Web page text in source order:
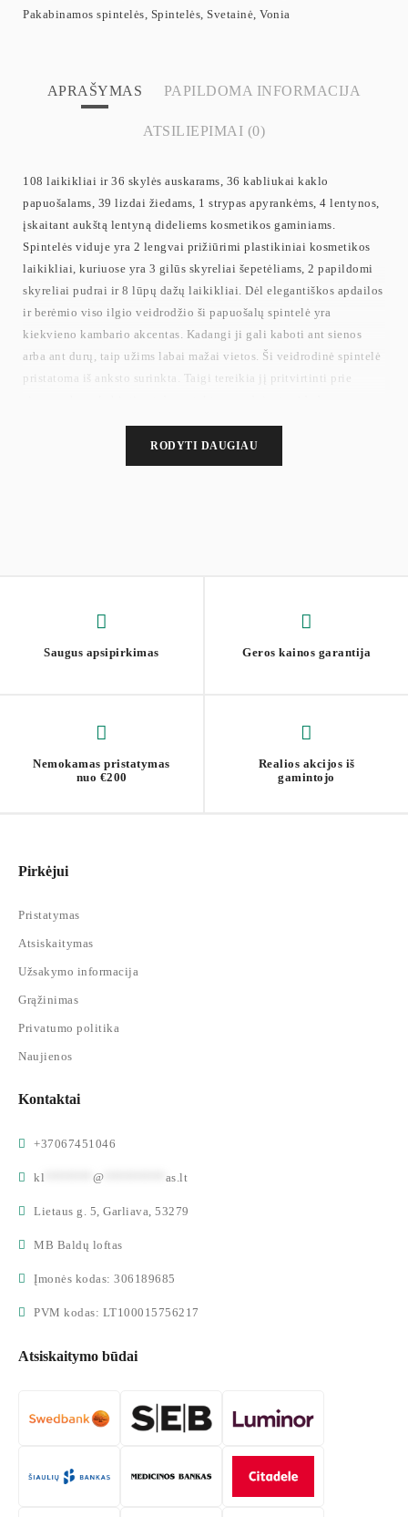
Pakabinamos spintelės, Spintelės, Svetainė, Vonia
APRAŠYMAS PAPILDOMA INFORMACIJA
ATSILIEPIMAI (0)
108 laikikliai ir 36 skylės auskarams, 36 kabliukai kaklo
papuošalams, 39 lizdai žiedams, 1 strypas apyrankėms, 4 lentynos,
įskaitant aukštą lentyną dideliems kosmetikos gaminiams.
Spintelės viduje yra 2 lengvai prižiūrimi plastikiniai kosmetikos
laikikliai, kuriuose yra 3 gilūs skyreliai šepetėliams, 2 papildomi
skyreliai pudrai ir 8 lūpų dažų laikikliai. Dėl elegantiškos apdailos
ir berėmio viso ilgio veidrodžio ši papuošalų spintelė yra
kiekvieno kambario akcentas. Kadangi ji gali kaboti ant sienos
arba ant durų, taip užims labai mažai vietos. Ši veidrodinė spintelė
pristatoma iš anksto surinkta. Taigi tereikia jį pritvirtinti prie
RODYTI DAUGIAU
Saugus apsipirkimas Geros kainos garantija
Nemokamas pristatymas
nuo €200
Realios akcijos iš
gamintojo
Pirkėjui
Pristatymas
Atsiskaitymas
Užsakymo informacija
Grąžinimas
Privatumo politika
Naujienos
Kontaktai
+37067451046
kl @ as.lt
Lietaus g. 5, Garliava, 53279
MB Baldų loftas
Įmonės kodas: 306189685
PVM kodas: LT100015756217
Atsiskaitymo būdai